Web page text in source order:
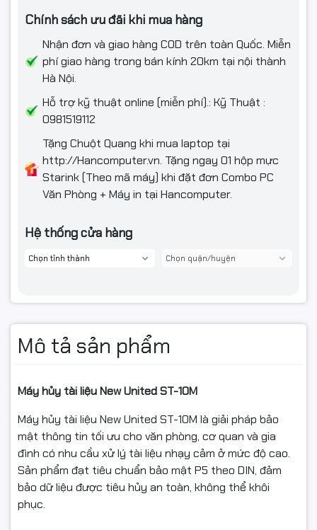
Chính sách ưu đãi khi mua hàng
Nhận đơn và giao hàng COD trên toàn Quốc. Miễn
phí giao hàng trong bán kính 20km tại nội thành
Hà Nội.
Hỗ trợ kỹ thuật online (miễn phí).: Kỹ Thuật :
0981519112
Tặng Chuột Quang khi mua laptop tại
http://Hancomputer.vn. Tặng ngay 01 hộp mực
Starink (Theo mã máy) khi đặt đơn Combo PC
Văn Phòng + Máy in tại Hancomputer.
Hệ thống cửa hàng
Mô tả sản phẩm
Máy hủy tài liệu New United ST-10M
Máy hủy tài liệu New United ST-10M là giải pháp bảo
mật thông tin tối ưu cho văn phòng, cơ quan và gia
đình có nhu cầu xử lý tài liệu nhạy cảm ở mức độ cao.
Sản phẩm đạt tiêu chuẩn bảo mật P5 theo DIN, đảm
bảo dữ liệu được tiêu hủy an toàn, không thể khôi
phục.